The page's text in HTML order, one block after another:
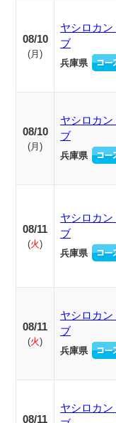
08/10
( 月 )
ヤシロカン
ブ
兵庫県
08/10
( 月 )
ヤシロカン
ブ
兵庫県
08/11
(火)
ヤシロカン
ブ
兵庫県
08/11
(火)
ヤシロカン
ブ
兵庫県
08/11
ヤシロカン